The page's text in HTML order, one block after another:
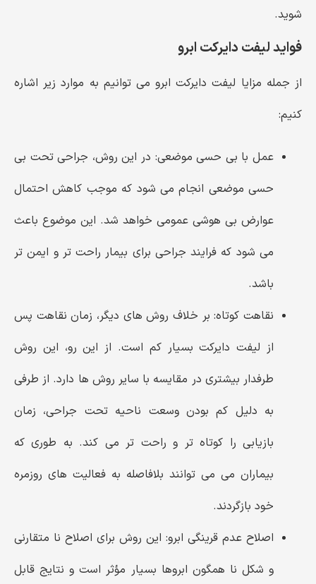
شوید.
فواید لیفت دایرکت ابرو
از جمله مزایا لیفت دایرکت ابرو می توانیم به موارد زیر اشاره
کنیم:
عمل با بی‌ حسی موضعی: در این روش، جراحی تحت بی
‌حسی موضعی انجام می‌ شود که موجب کاهش احتمال
عوارض بی ‌هوشی عمومی خواهد شد. این موضوع باعث
می ‌شود که فرایند جراحی برای بیمار راحت ‌تر و ایمن ‌تر
باشد.
نقاهت کوتاه: بر خلاف روش ‌های دیگر، زمان نقاهت پس
از لیفت دایرکت بسیار کم است. از این رو، این روش
طرفدار بیشتری در مقایسه با سایر روش ها دارد. از طرفی
به دلیل کم بودن وسعت ناحیه تحت جراحی، زمان
بازیابی را کوتاه ‌تر و راحت ‌تر می کند. به طوری که
بیماران می می توانند بلافاصله به فعالیت ‌های روزمره
خود بازگردند.
اصلاح عدم قرینگی ابرو: این روش برای اصلاح نا متقارنی
و شکل نا همگون ابروها بسیار مؤثر است و نتایج قابل